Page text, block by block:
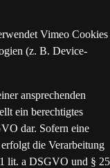
Vimeo Cookies
(z. B. Device-
ansprechenden
ein berechtigtes
dar. Sofern eine
die Verarbeitung
lit. a DSGVO und § 25